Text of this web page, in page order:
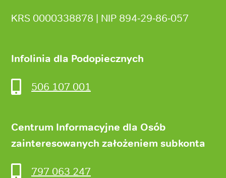
KRS 0000338878 | NIP 894‑29‑86‑057
Infolinia dla Podopiecznych
506 107 001
Centrum Informacyjne dla Osób
zainteresowanych założeniem subkonta
797 063 247